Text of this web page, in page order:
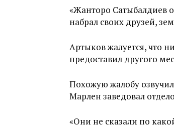
«Жанторо Сатыбалдиев
набрал своих друзей,
Артыков жалуется, что
предоставил другого
Похожую жалобу
Марлен заведовал
«Они не сказали по